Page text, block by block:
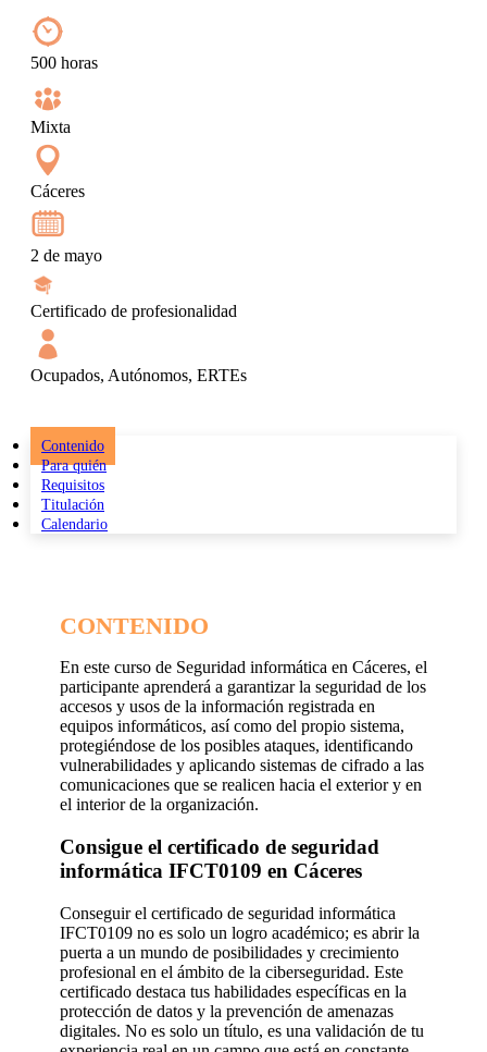
500 horas
Mixta
Cáceres
2 de mayo
Certificado de profesionalidad
Ocupados, Autónomos, ERTEs
Contenido
Para quién
Requisitos
Titulación
Calendario
CONTENIDO
En este curso de Seguridad informática en Cáceres, el
participante aprenderá a garantizar la seguridad de los
accesos y usos de la información registrada en
equipos informáticos, así como del propio sistema,
protegiéndose de los posibles ataques, identificando
vulnerabilidades y aplicando sistemas de cifrado a las
comunicaciones que se realicen hacia el exterior y en
el interior de la organización.
Consigue el certificado de seguridad
informática IFCT0109 en Cáceres
Conseguir el certificado de seguridad informática
IFCT0109 no es solo un logro académico; es abrir la
puerta a un mundo de posibilidades y crecimiento
profesional en el ámbito de la ciberseguridad. Este
certificado destaca tus habilidades específicas en la
protección de datos y la prevención de amenazas
digitales. No es solo un título, es una validación de tu